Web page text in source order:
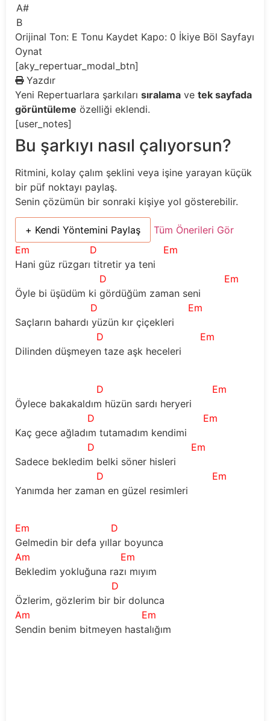
A#
B
Orijinal Ton: E Tonu Kaydet Kapo: 0 İkiye Böl Sayfayı
Oynat
[aky_repertuar_modal_btn]
Yazdır
Yeni Repertuarlara şarkıları sıralama ve tek sayfada
görüntüleme özelliği eklendi.
[user_notes]
Bu şarkıyı nasıl çalıyorsun?
Ritmini, kolay çalım şeklini veya işine yarayan küçük
bir püf noktayı paylaş.
Senin çözümün bir sonraki kişiye yol gösterebilir.
+ Kendi Yöntemini Paylaş
Tüm Önerileri Gör
Em
D
Em
Hani güz rüzgarı titretir ya teni
D
Em
Öyle bi üşüdüm ki gördüğüm zaman seni
D
Em
Saçların bahardı yüzün kır çiçekleri
D
Em
Dilinden düşmeyen taze aşk heceleri
D
Em
Öylece bakakaldım hüzün sardı heryeri
D
Em
Kaç gece ağladım tutamadım kendimi
D
Em
Sadece bekledim belki söner hisleri
D
Em
Yanımda her zaman en güzel resimleri
Em
D
Gelmedin bir defa yıllar boyunca
Am
Em
Bekledim yokluğuna razı mıyım
D
Özlerim, gözlerim bir bir dolunca
Am
Em
Sendin benim bitmeyen hastalığım